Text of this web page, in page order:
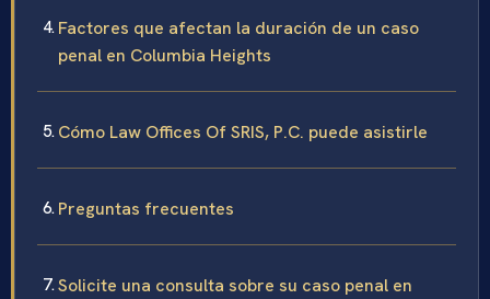
Factores que afectan la duración de un caso
penal en Columbia Heights
Cómo Law Offices Of SRIS, P.C. puede asistirle
Preguntas frecuentes
Solicite una consulta sobre su caso penal en